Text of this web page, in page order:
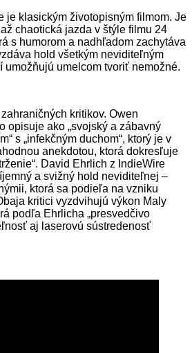
je klasickým životopisným filmom. Je
chaotická jazda v štýle filmu 24
s humorom a nadhľadom zachytáva
hold všetkým neviditeľným
umožňujú umelcom tvoriť nemožné.
kritikov. Owen
opisuje ako „svojský a zábavný
s „infekčným duchom“, ktorý je v
anekdotou, ktorá dokresľuje
David Ehrlich z IndieWire
a svižný hold neviditeľnej –
ktorá sa podieľa na vzniku
kritici vyzdvihujú výkon Maly
podľa Ehrlicha „presvedčivo
aj laserovú sústredenosť